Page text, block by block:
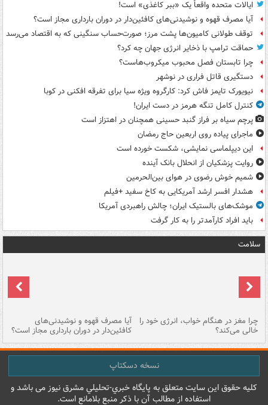
ایالات متحده واقعاً یک «ببر کاغذی» است!
آیا مصرف قهوه و نوشیدنی‌های کافئین‌دار در دوران بارداری مجاز است؟
توقف طولانی کامیون‌ها پشت مرز؛ صورت‌حساب سنگینی که به اقتصاد می‌رسد
حماقت ترامپ با ذخایر انرژی جهان چه کرد؟
چرا تابستان فصل محبوب میکروب‌هاست؟
دستگیری قاتل فراری در نوشهر
نیویورک تایمز فاش کرد: کارگروه ویژه سیا برای تفرقه افکنی در کوبا
کنترل کامل تنگه هرمز در دست ایران!
پرچم سیاه بر فراز گنبد حسینی همچنان در اهتزاز است
ماجرای پیاده روی اربعین حاج رمضان
این دیپلماسی نمایشی، شکست خورده است
روایت پزشکیان از انحلال بانک آینده
شمیم خوش رضوی در هوای بین‌الحرمین
هشدار افسر ارشد آمریکایی به کاخ سفید +فیلم
موشک‌های بالستیک ایران؛ چالش راهبردی آمریکا
باید افراد کارآمدتر را به کار گرفت
سلامت
چرا مغز در هنگام خواب، انرژی خود را
خالی می‌کند؟
آیا مصرف قهوه و نوشیدنی‌های
کافئین‌دار در دوران بارداری مجاز است؟
نسخه دسکتاپ
کليه حقوق اين سايت متعلق به پایگاه خبري-تحليلي مشرق نيوز می باشد و
استفاده از مطالب آن با ذکر منبع بلامانع است.